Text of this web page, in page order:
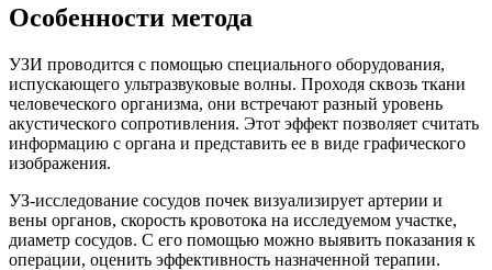
Особенности метода
УЗИ проводится с помощью специального оборудования,
испускающего ультразвуковые волны. Проходя сквозь ткани
человеческого организма, они встречают разный уровень
акустического сопротивления. Этот эффект позволяет считать
информацию с органа и представить ее в виде графического
изображения.
УЗ-исследование сосудов почек визуализирует артерии и
вены органов, скорость кровотока на исследуемом участке,
диаметр сосудов. С его помощью можно выявить показания к
операции, оценить эффективность назначенной терапии.